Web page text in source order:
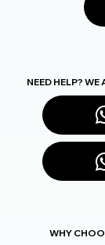
NEED HELP? WE
WHY